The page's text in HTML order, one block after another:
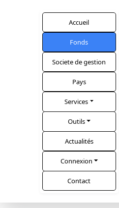
Accueil
Fonds
Societe de gestion
Pays
Services
Outils
Actualités
Connexion
Contact